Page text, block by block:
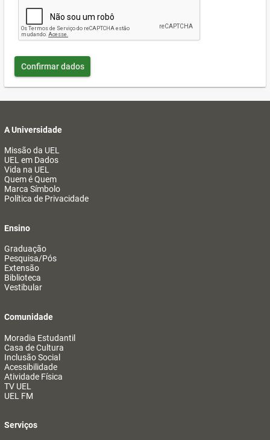
Confirmar dados
A Universidade
Missão da UEL
UEL em Dados
Vida na UEL
Quem é Quem
Marca Símbolo
Política de Privacidade
Ensino
Graduação
Pesquisa/Pós
Extensão
Biblioteca
Vestibular
Comunidade
Moradia Estudantil
Casa de Cultura
Inclusão Social
Acessibilidade
Atividade Física
TV UEL
UEL FM
Serviços